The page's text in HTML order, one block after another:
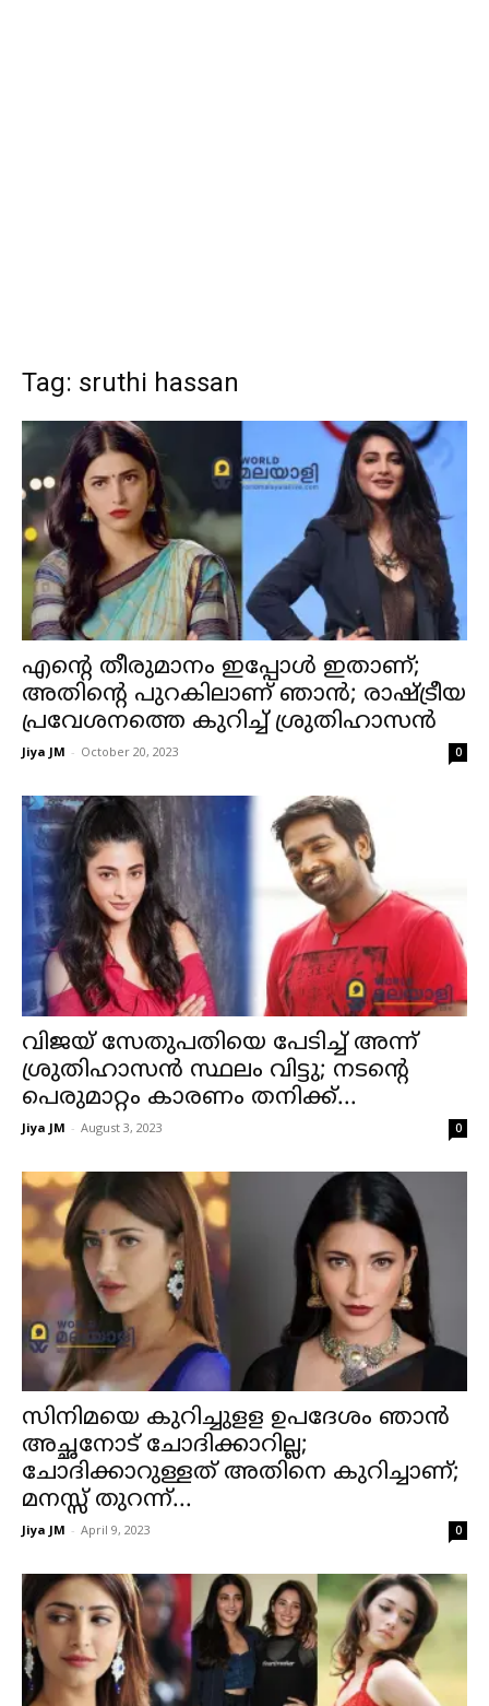
Tag: sruthi hassan
എന്റെ തീരുമാനം ഇപ്പോൾ ഇതാണ്;
അതിന്റെ പുറകിലാണ് ഞാൻ; രാഷ്ട്രീയ
പ്രവേശനത്തെ കുറിച്ച് ശ്രുതിഹാസൻ
Jiya JM - October 20, 2023 0
വിജയ് സേതുപതിയെ പേടിച്ച് അന്ന്
ശ്രുതിഹാസൻ സ്ഥലം വിട്ടു; നടന്റെ
പെരുമാറ്റം കാരണം തനിക്ക്...
Jiya JM - August 3, 2023 0
സിനിമയെ കുറിച്ചുളള ഉപദേശം ഞാൻ
അച്ഛനോട് ചോദിക്കാറില്ല;
ചോദിക്കാറുള്ളത് അതിനെ കുറിച്ചാണ്;
മനസ്സ് തുറന്ന്...
Jiya JM - April 9, 2023 0